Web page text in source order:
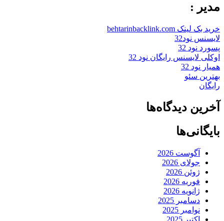
مدیر :
خرید بک لینک behtarinbacklink.com
لایسنس نود32
پسورد نود 32
اوکلی لایسنس رایگان نود 32
همیار نود 32
بهترین سئو
رایگان
آخرین دیدگاه‌ها
بایگانی‌ها
آگوست 2026
جولای 2026
ژوئن 2026
فوریه 2026
ژانویه 2026
دسامبر 2025
نوامبر 2025
اکتبر 2025